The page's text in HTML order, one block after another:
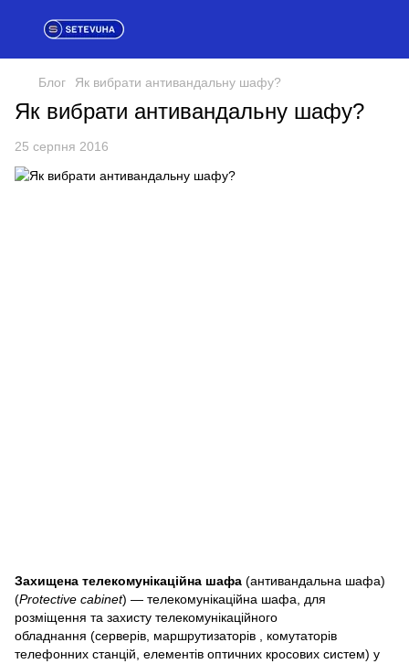
Блог Як вибрати антивандальну шафу?
Як вибрати антивандальну шафу?
25 серпня 2016
Захищена телекомунікаційна шафа (антивандальна шафа)
(Protective cabinet) — телекомунікаційна шафа, для
розміщення та захисту телекомунікаційного
обладнання (серверів, маршрутизаторів , комутаторів
телефонних станцій, елементів оптичних кросових систем) у